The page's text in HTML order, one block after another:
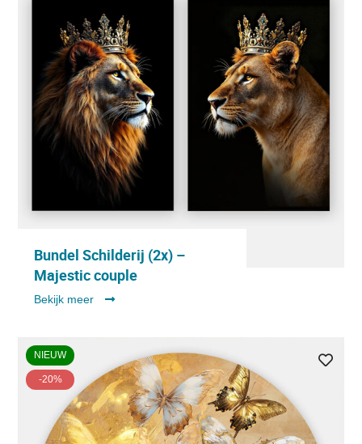
Bundel Schilderij (2x) –
Majestic couple
Bekijk meer
NIEUW
-20%